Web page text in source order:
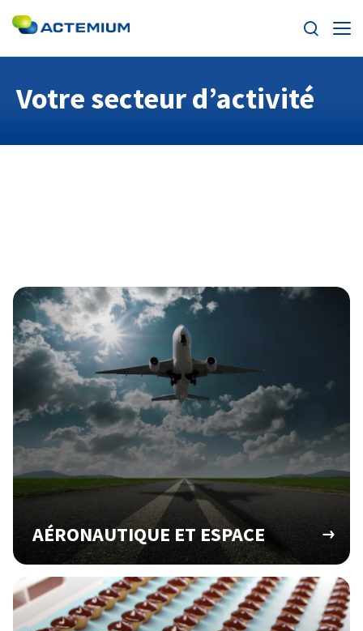
Contact
Actemium dans le monde
Découvrez Actemium
Rejoignez nos équipes
linkedinyoutube
Rechercher :
Votre secteur d’activité
AÉRONAUTIQUE ET ESPACE